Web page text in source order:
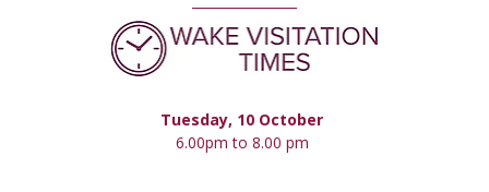
Tuesday, 10 October
6.00pm to 8.00 pm